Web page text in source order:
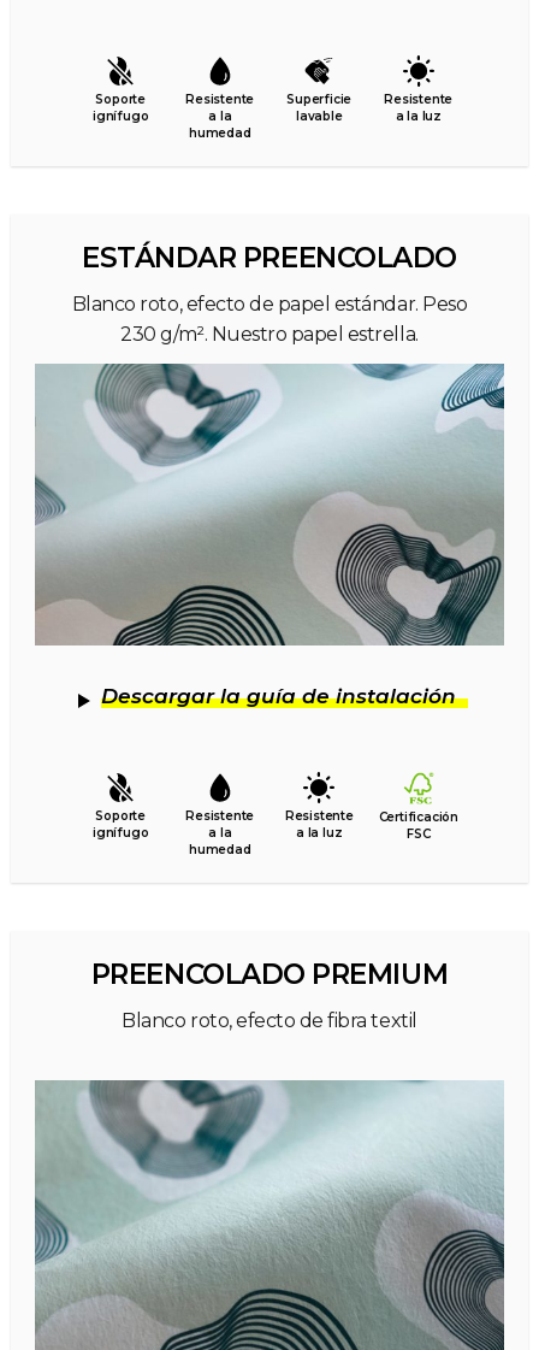
Soporte
ignífugo
Resistente
a la
humedad
Superficie
lavable
Resistente
a la luz
ESTÁNDAR PREENCOLADO
Blanco roto, efecto de papel estándar. Peso
230 g/m². Nuestro papel estrella.
Descargar la guía de instalación
Soporte
ignífugo
Resistente
a la
humedad
Resistente
a la luz
Certificación
FSC
PREENCOLADO PREMIUM
Blanco roto, efecto de fibra textil